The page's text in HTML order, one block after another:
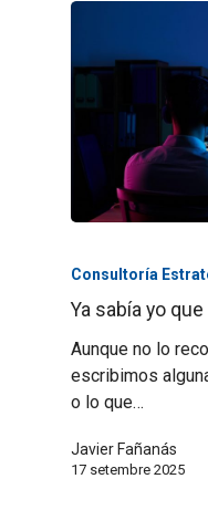
Consultoría
Ya sabía yo
Aunque no lo
escribimos
o lo que…
Javier Fañanás
17 setembre 2025